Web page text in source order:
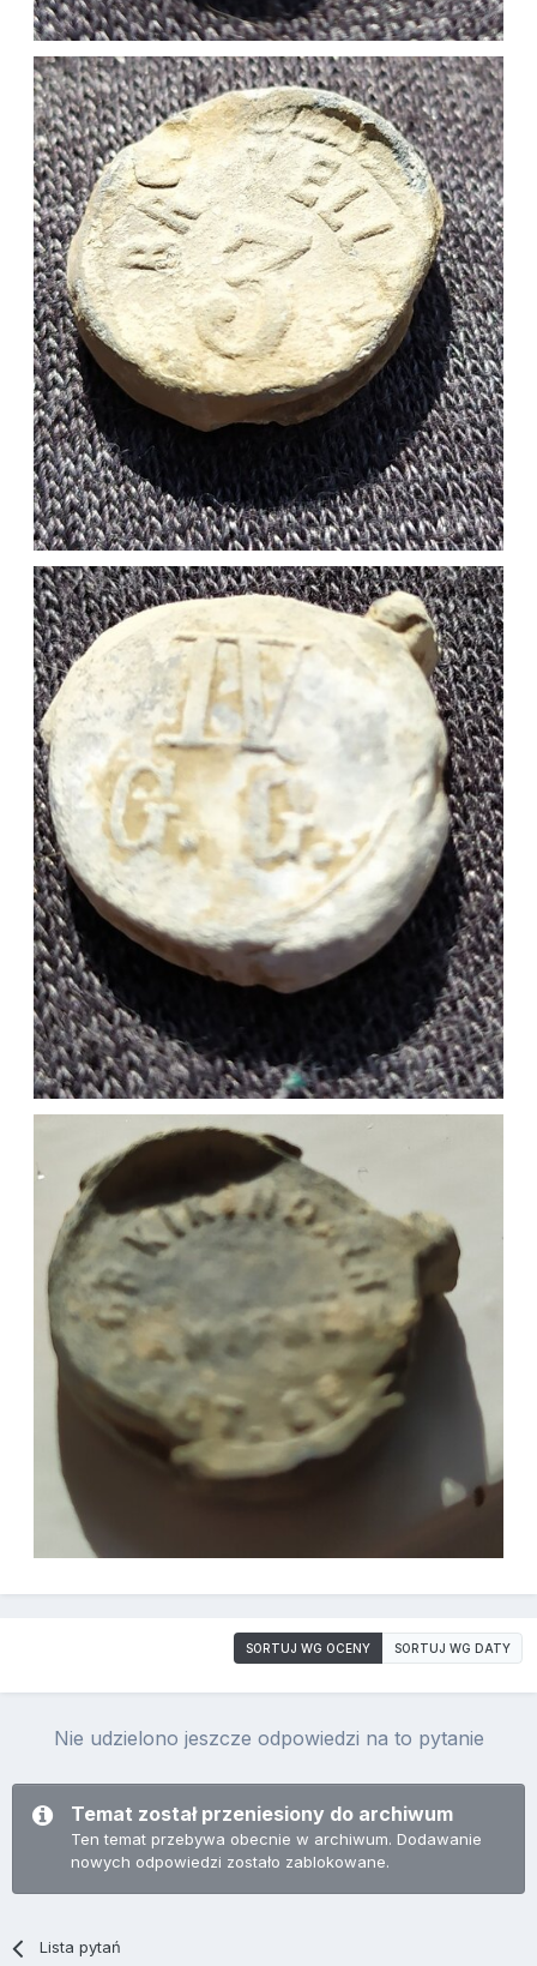
SORTUJ WG OCENY SORTUJ WG DATY
Nie udzielono jeszcze odpowiedzi na to pytanie
Temat został przeniesiony do archiwum
Ten temat przebywa obecnie w archiwum. Dodawanie
nowych odpowiedzi zostało zablokowane.
Lista pytań